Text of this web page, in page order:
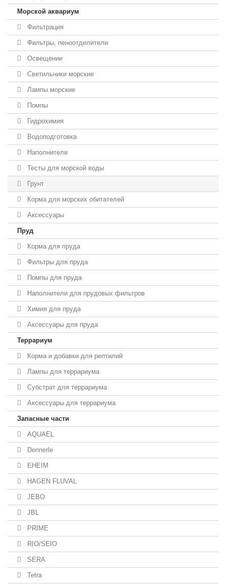
Морской аквариум
Фильтрация
Фильтры, пеноотделители
Освещение
Светильники морские
Лампы морские
Помпы
Гидрохимия
Водоподготовка
Наполнители
Тесты для морской воды
Грунт
Корма для морских обитателей
Аксессуары
Пруд
Корма для пруда
Фильтры для пруда
Помпы для пруда
Наполнители для прудовых фильтров
Химия для пруда
Аксессуары для пруда
Террариум
Корма и добавки для рептилий
Лампы для террариума
Субстрат для террариума
Аксессуары для террариума
Запасные части
AQUAEL
Dennerle
EHEIM
HAGEN FLUVAL
JEBO
JBL
PRIME
RIO/SEIO
SERA
Tetra